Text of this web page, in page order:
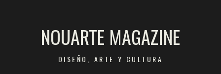
NOUARTE MAGAZINE
DISEÑO, ARTE Y CULTURA